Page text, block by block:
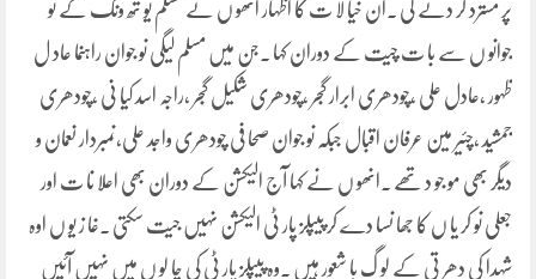
پر مسترد کر دئے گی ۔ان خیا لا ت کا اظہار انھو ں نے مسلم یو تھ ونگ کے نو
جوانو ں سے با ت چیت کے دوران کہا ۔جن میں مسلم لیگی نو جوان راہنما عاد ل
ظہور ،عادل علی ،چودھری ابرار گجر ،چودھری شکیل گجر ،راجہ اسد کیا نی ،چودھری
جمشید ،چئیر مین عرفان اقبال جبکہ نو جوان صحا فی چودھری واجد علی،نمبردار نعمان و
دیگر بھی مو جو د تھے ۔انھو ں نے کہا آج الیکشن کے دوران بھی اعلا نا ت اور
جعلی نو کر یا ں کا جھا نسا دے کر پیپلز پار ٹی الیکشن نہیں جیت سکتی ۔غا ز یو ں اوہ
شہدا کی دھر تی کے لو گ با شعور ہیں ۔وہ پیپلز پار ٹی کی چا لو ں میں نہیں آئیں